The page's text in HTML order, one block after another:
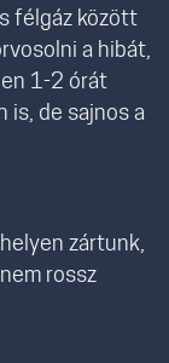
félgáz között
a hibát,
1-2 órát
is, de sajnos a
zártunk,
rossz